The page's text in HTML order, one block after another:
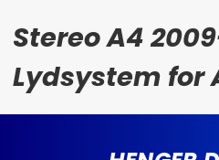
Stereo A4
Lydsystem for